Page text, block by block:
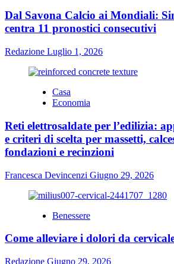
Dal Savona Calcio ai Mondiali:
centra 11 pronostici consecutivi
Redazione Luglio 1, 2026
Casa
Economia
Reti elettrosaldate per l’edilizia:
e criteri di scelta per massetti,
fondazioni e recinzioni
Francesca Devincenzi Giugno 29, 2026
Benessere
Come alleviare i dolori da
Redazione Giugno 29, 2026